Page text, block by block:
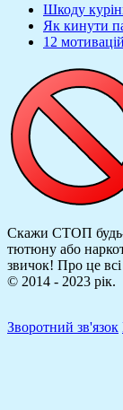
Шкоду
Як кинути
12
Скажи СТОП будь-
тютюну або
звичок! Про це всі
© 2014 - 2023 рік.
Зворотний зв'язок